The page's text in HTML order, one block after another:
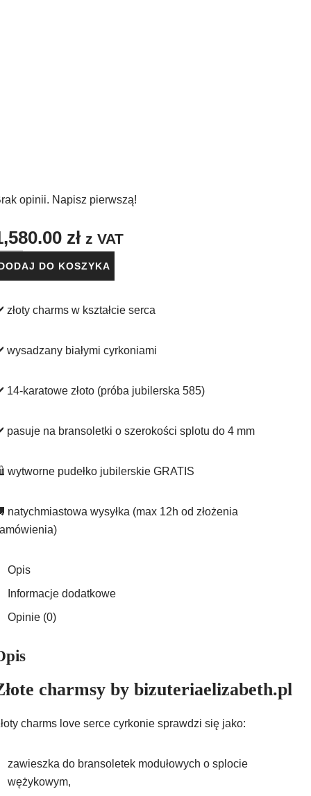
opinii. Napisz pierwszą!
zł z VAT
DO KOSZYKA
złoty charms w kształcie serca
wysadzany białymi cyrkoniami
14-karatowe złoto (próba jubilerska 585)
pasuje na bransoletki o szerokości splotu do 4️ mm
wytworne pudełko jubilerskie GRATIS
natychmiastowa wysyłka (max 12h od złożenia
Opis
Informacje dodatkowe
Opinie (0)
charmsy by bizuteriaelizabeth.pl
charms love serce cyrkonie sprawdzi się jako:
zawieszka do bransoletek modułowych o splocie
wężykowym,